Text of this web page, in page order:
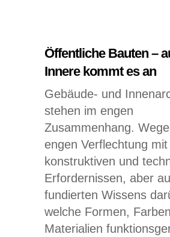
Öffentliche Bauten –
Innere kommt es an
Gebäude- und
stehen im engen
Zusammenhang.
engen Verflechtung mit
konstruktiven und
Erfordernissen, aber
fundierten Wissens
welche Formen,
Materialien